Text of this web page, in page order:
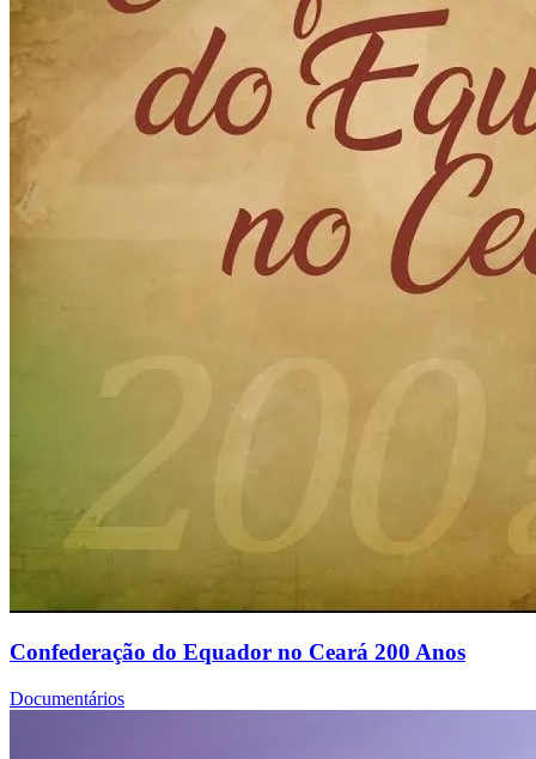
Confederação do Equador no Ceará 200 Anos
Documentários